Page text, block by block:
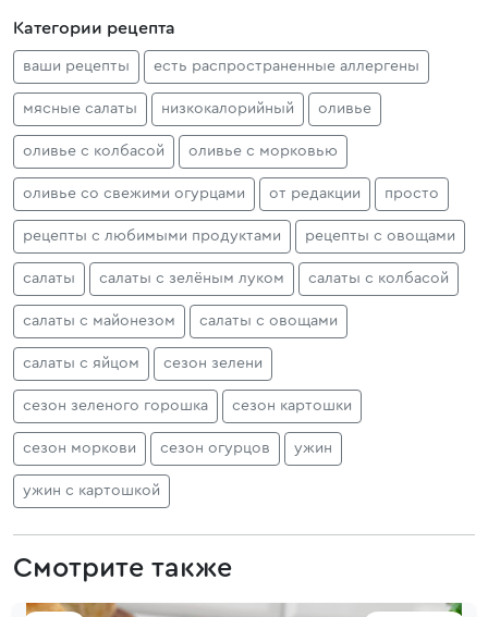
Категории рецепта
ваши рецепты есть распространенные аллергены
мясные салаты низкокалорийный оливье
оливье с колбасой оливье с морковью
оливье со свежими огурцами от редакции просто
рецепты с любимыми продуктами рецепты с овощами
салаты салаты с зелёным луком салаты с колбасой
салаты с майонезом салаты с овощами
салаты с яйцом сезон зелени
сезон зеленого горошка сезон картошки
сезон моркови сезон огурцов ужин
ужин с картошкой
Смотрите также